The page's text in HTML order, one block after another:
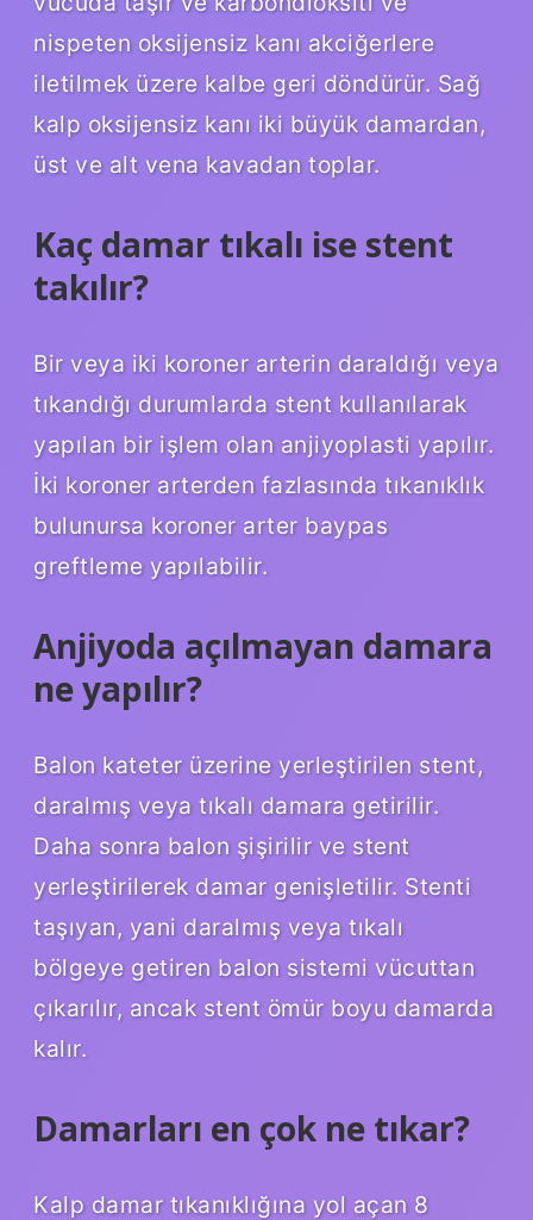
nispeten oksijensiz kanı akciğerlere
iletilmek üzere kalbe geri döndürür. Sağ
kalp oksijensiz kanı iki büyük damardan,
üst ve alt vena kavadan toplar.
Kaç damar tıkalı ise stent
takılır?
Bir veya iki koroner arterin daraldığı veya
tıkandığı durumlarda stent kullanılarak
yapılan bir işlem olan anjiyoplasti yapılır.
İki koroner arterden fazlasında tıkanıklık
bulunursa koroner arter baypas
greftleme yapılabilir.
Anjiyoda açılmayan damara
ne yapılır?
Balon kateter üzerine yerleştirilen stent,
daralmış veya tıkalı damara getirilir.
Daha sonra balon şişirilir ve stent
yerleştirilerek damar genişletilir. Stenti
taşıyan, yani daralmış veya tıkalı
bölgeye getiren balon sistemi vücuttan
çıkarılır, ancak stent ömür boyu damarda
kalır.
Damarları en çok ne tıkar?
Kalp damar tıkanıklığına yol açan 8